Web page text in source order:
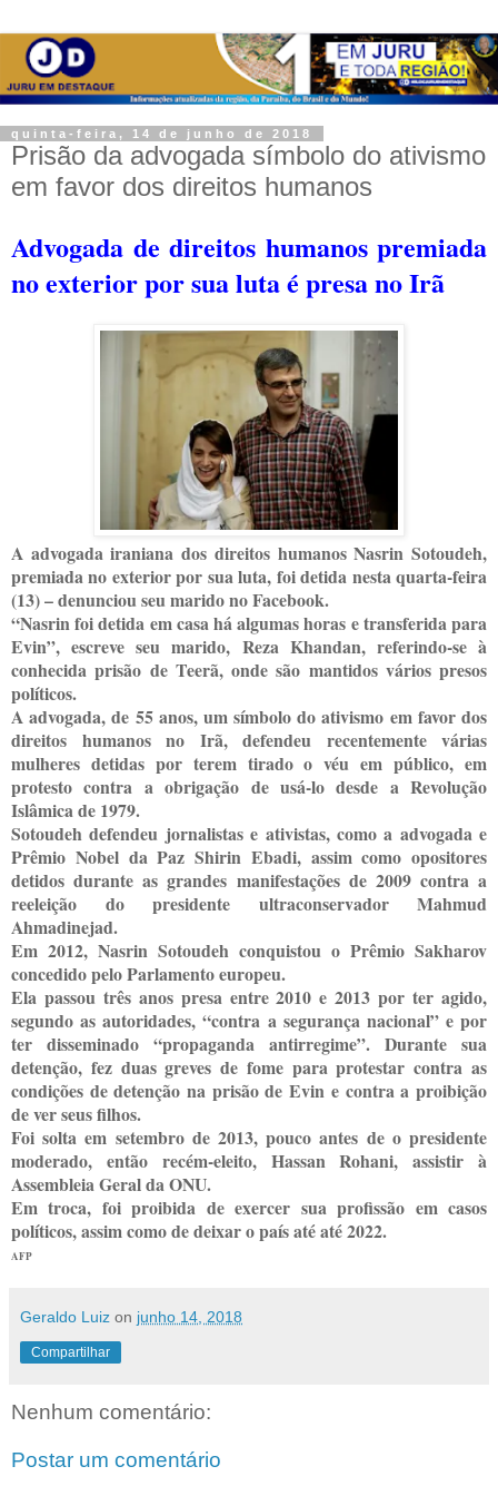
quinta-feira, 14 de junho de 2018
Prisão da advogada símbolo do ativismo
em favor dos direitos humanos
Advogada de direitos humanos premiada
no exterior por sua luta é presa no Irã
A advogada iraniana dos direitos humanos Nasrin Sotoudeh,
premiada no exterior por sua luta, foi detida nesta quarta-feira
(13) – denunciou seu marido no Facebook.
“Nasrin foi detida em casa há algumas horas e transferida para
Evin”, escreve seu marido, Reza Khandan, referindo-se à
conhecida prisão de Teerã, onde são mantidos vários presos
políticos.
A advogada, de 55 anos, um símbolo do ativismo em favor dos
direitos humanos no Irã, defendeu recentemente várias
mulheres detidas por terem tirado o véu em público, em
protesto contra a obrigação de usá-lo desde a Revolução
Islâmica de 1979.
Sotoudeh defendeu jornalistas e ativistas, como a advogada e
Prêmio Nobel da Paz Shirin Ebadi, assim como opositores
detidos durante as grandes manifestações de 2009 contra a
reeleição do presidente ultraconservador Mahmud
Ahmadinejad.
Em 2012, Nasrin Sotoudeh conquistou o Prêmio Sakharov
concedido pelo Parlamento europeu.
Ela passou três anos presa entre 2010 e 2013 por ter agido,
segundo as autoridades, “contra a segurança nacional” e por
ter disseminado “propaganda antirregime”. Durante sua
detenção, fez duas greves de fome para protestar contra as
condições de detenção na prisão de Evin e contra a proibição
de ver seus filhos.
Foi solta em setembro de 2013, pouco antes de o presidente
moderado, então recém-eleito, Hassan Rohani, assistir à
Assembleia Geral da ONU.
Em troca, foi proibida de exercer sua profissão em casos
políticos, assim como de deixar o país até até 2022.
AFP
Geraldo Luiz on junho 14, 2018
Compartilhar
Nenhum comentário:
Postar um comentário